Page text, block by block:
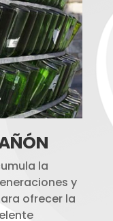
la
y
ofrecer la